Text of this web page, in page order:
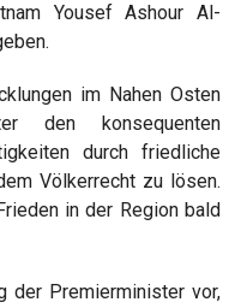
Yousef Ashour Al-
im Nahen Osten
den konsequenten
durch friedliche
Völkerrecht zu lösen.
in der Region bald
der Premierminister vor,